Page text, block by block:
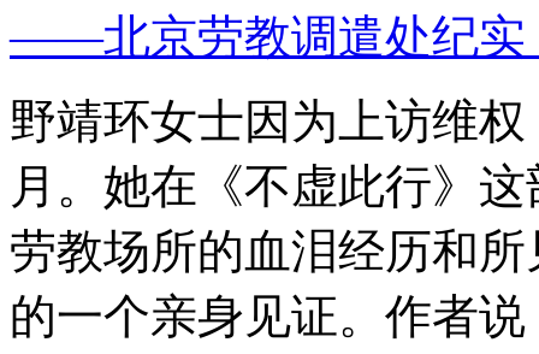
——北京劳教调遣处纪实
野靖环女士因为上访维
月。她在《不虚此行》
劳教场所的血泪经历和
的一个亲身见证。作者